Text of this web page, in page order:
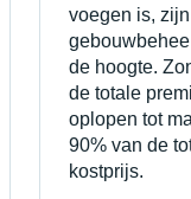
voegen is,
de hoogte.
de totale
oplopen tot
90% van de
kostprijs.